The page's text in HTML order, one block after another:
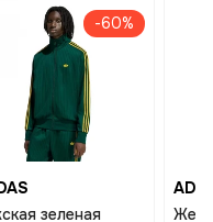
-60%
зеленая